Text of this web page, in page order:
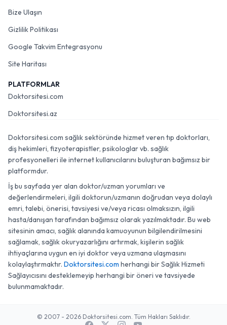
Bize Ulaşın
Gizlilik Politikası
Google Takvim Entegrasyonu
Site Haritası
PLATFORMLAR
Doktorsitesi.com
Doktorsitesi.az
Doktorsitesi.com sağlık sektöründe hizmet veren tıp doktorları,
diş hekimleri, fizyoterapistler, psikologlar vb. sağlık
profesyonelleri ile internet kullanıcılarını buluşturan bağımsız bir
platformdur.
İş bu sayfada yer alan doktor/uzman yorumları ve
değerlendirmeleri, ilgili doktorun/uzmanın doğrudan veya dolaylı
emri, talebi, önerisi, tavsiyesi ve/veya ricası olmaksızın, ilgili
hasta/danışan tarafından bağımsız olarak yazılmaktadır. Bu web
sitesinin amacı, sağlık alanında kamuoyunun bilgilendirilmesini
sağlamak, sağlık okuryazarlığını artırmak, kişilerin sağlık
ihtiyaçlarına uygun en iyi doktor veya uzmana ulaşmasını
kolaylaştırmaktır. Doktorsitesi.com herhangi bir Sağlık Hizmeti
Sağlayıcısını desteklemeyip herhangi bir öneri ve tavsiyede
bulunmamaktadır.
© 2007 - 2026 Doktorsitesi.com. Tüm Hakları Saklıdır.